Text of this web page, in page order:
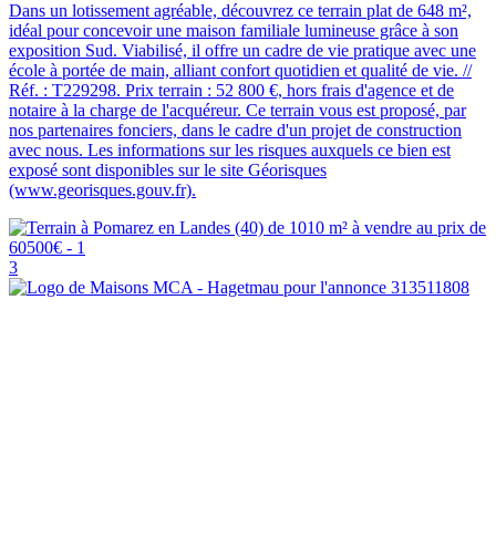
Dans un lotissement agréable, découvrez ce terrain plat de 648 m²,
idéal pour concevoir une maison familiale lumineuse grâce à son
exposition Sud. Viabilisé, il offre un cadre de vie pratique avec une
école à portée de main, alliant confort quotidien et qualité de vie. //
Réf. : T229298. Prix terrain : 52 800 €, hors frais d'agence et de
notaire à la charge de l'acquéreur. Ce terrain vous est proposé, par
nos partenaires fonciers, dans le cadre d'un projet de construction
avec nous. Les informations sur les risques auxquels ce bien est
exposé sont disponibles sur le site Géorisques
(www.georisques.gouv.fr).
3